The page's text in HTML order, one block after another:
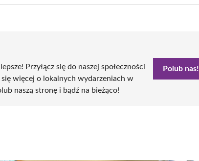
Przyłącz się do naszej społeczności
więcej o lokalnych wydarzeniach w
naszą stronę i bądź na bieżąco!
Polub nas!